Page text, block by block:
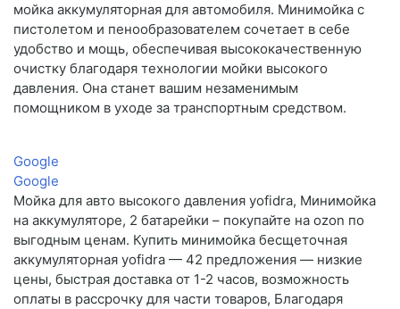
мойка аккумуляторная для автомобиля. Минимойка с
пистолетом и пенообразователем сочетает в себе
удобство и мощь, обеспечивая высококачественную
очистку благодаря технологии мойки высокого
давления. Она станет вашим незаменимым
помощником в уходе за транспортным средством.
Google
Google
Мойка для авто высокого давления yofidra, Минимойка
на аккумуляторе, 2 батарейки – покупайте на ozon по
выгодным ценам. Купить минимойка бесщеточная
аккумуляторная yofidra — 42 предложения — низкие
цены, быстрая доставка от 1-2 часов, возможность
оплаты в рассрочку для части товаров, Благодаря